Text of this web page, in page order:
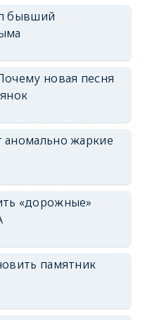
бывший
новая песня
жаркие
«дорожные»
памятник